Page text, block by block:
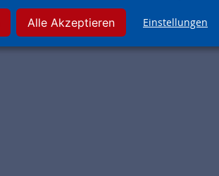
Einstellungen
Alle Akzeptieren